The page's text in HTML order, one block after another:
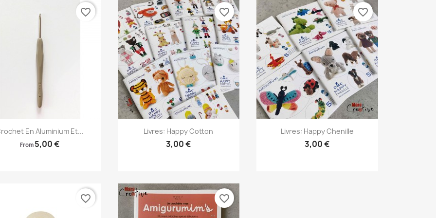
Aperçu rapide
En Aluminium Et...
From 5,00 €
favorite_border
Aperçu rapide
Livres: Happy Cotton
3,00 €
favorite_border
Aperçu rapide
Livres: Happy Chenille
3,00 €
favorite_border
favorite_border favorite_border